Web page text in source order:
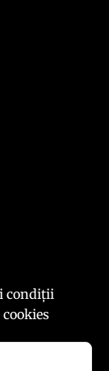
condiții